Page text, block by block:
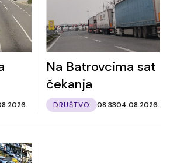
Na Batrovcima sat
čekanja
DRUŠTVO 08:3304.08.2026.